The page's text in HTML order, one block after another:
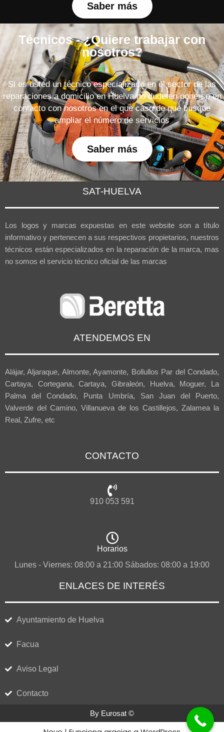
Saber más
Técnicos - ¿Quiere trabajar con
nosotros?
Si es usted un técnico especializado en el sector de las
reparaciones a domicilio en Huelva no dude en ponerse en
contacto con nosotros en el que caso de que busque
ampliar el número de servicios
Saber más
SAT-HUELVA
Los logos y marcas expuestas en este website son a título
informativo y pertenecen a sus respectivos propietarios, nuestros
técnicos están especializados en la reparación de la marca, mas
no somos el servicio técnico oficial de las marcas
ATENDEMOS EN
Alájar, Aljaraque, Almonte, Ayamonte, Bollullos Par del Condado,
Cartaya, Cortegana, Cartaya, Gibraleón, Huelva, Moguer, La
Palma del Condado, Punta Umbría, San Juan del Puerto,
Valverde del Camino, Villanueva de los Castillejos, Zalamea la
Real, Zufre, etc
CONTACTO
910 053 591
Horarios
Lunes - Viernes: 08:00 a 21:00 Sábados: 08:00 a 19:00
ENLACES DE INTERÉS
Ayuntamiento de Huelva
Facua
Aviso Legal
Contacto
By Eurosat ©